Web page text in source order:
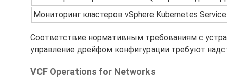
Мониторинг кластеров vSphere Kubernetes Service
Соответствие нормативным требованиям с
управление дрейфом конфигурации требуют
VCF Operations for Networks